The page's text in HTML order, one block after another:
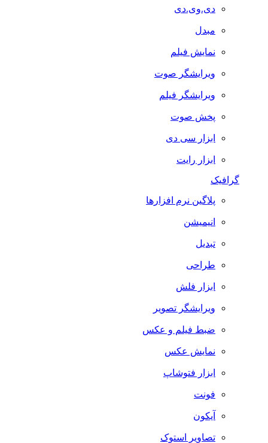
دی.وی.دی
مبدل
نمایش فیلم
ویرایشگر صوت
ویرایشگر فیلم
پخش صوت
ابزار سی دی
ابزار رایت
گرافیک
پلاگین نرم افزارها
انیمیشن
تبدیل
طراحی
ابزار فلش
ویرایشگر تصویر
ضبط فيلم و عكس
نمایش عکس
ابزار فتوشاپ
فونت
آیکون
تصاویر استوک